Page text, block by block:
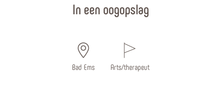
In een oogopslag
Bad Ems Arts/therapeut